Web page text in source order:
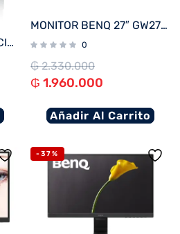
IMPRESORA MULTIFUNCIONAL EPSON M3170 ECOTANK RED O WIFI ADF USB BIVOLT
MONITOR BENQ 27″ GW2780
0
₲2.330.000
₲ 1.960.000
Añadir Al Carrito
-37%